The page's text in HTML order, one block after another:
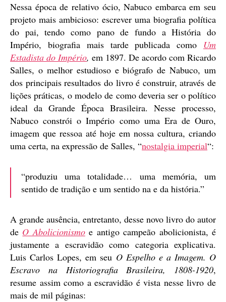
Nessa época de relativo ócio, Nabuco embarca em seu
projeto mais ambicioso: escrever uma biografia política
do pai, tendo como pano de fundo a História do
Império, biografia mais tarde publicada como Um
Estadista do Império, em 1897. De acordo com Ricardo
Salles, o melhor estudioso e biógrafo de Nabuco, um
dos principais resultados do livro é construir, através de
lições práticas, o modelo de como deveria ser o político
ideal da Grande Época Brasileira. Nesse processo,
Nabuco constrói o Império como uma Era de Ouro,
imagem que ressoa até hoje em nossa cultura, criando
uma certa, na expressão de Salles, “nostalgia imperial“:
“produziu uma totalidade… uma memória, um
sentido de tradição e um sentido na e da história.”
A grande ausência, entretanto, desse novo livro do autor
de O Abolicionismoe antigo campeão abolicionista, é
justamente a escravidão como categoria explicativa.
Luis Carlos Lopes, em seu O Espelho e a Imagem. O
Escravo na Historiografia Brasileira, 1808-1920,
resume assim como a escravidão é vista nesse livro de
mais de mil páginas: